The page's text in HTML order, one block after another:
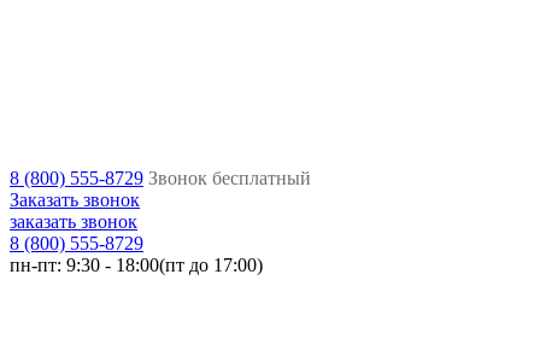
8 (800) 555-8729 Звонок бесплатный
Заказать звонок
заказать звонок
8 (800) 555-8729
пн-пт: 9:30 - 18:00(пт до 17:00)